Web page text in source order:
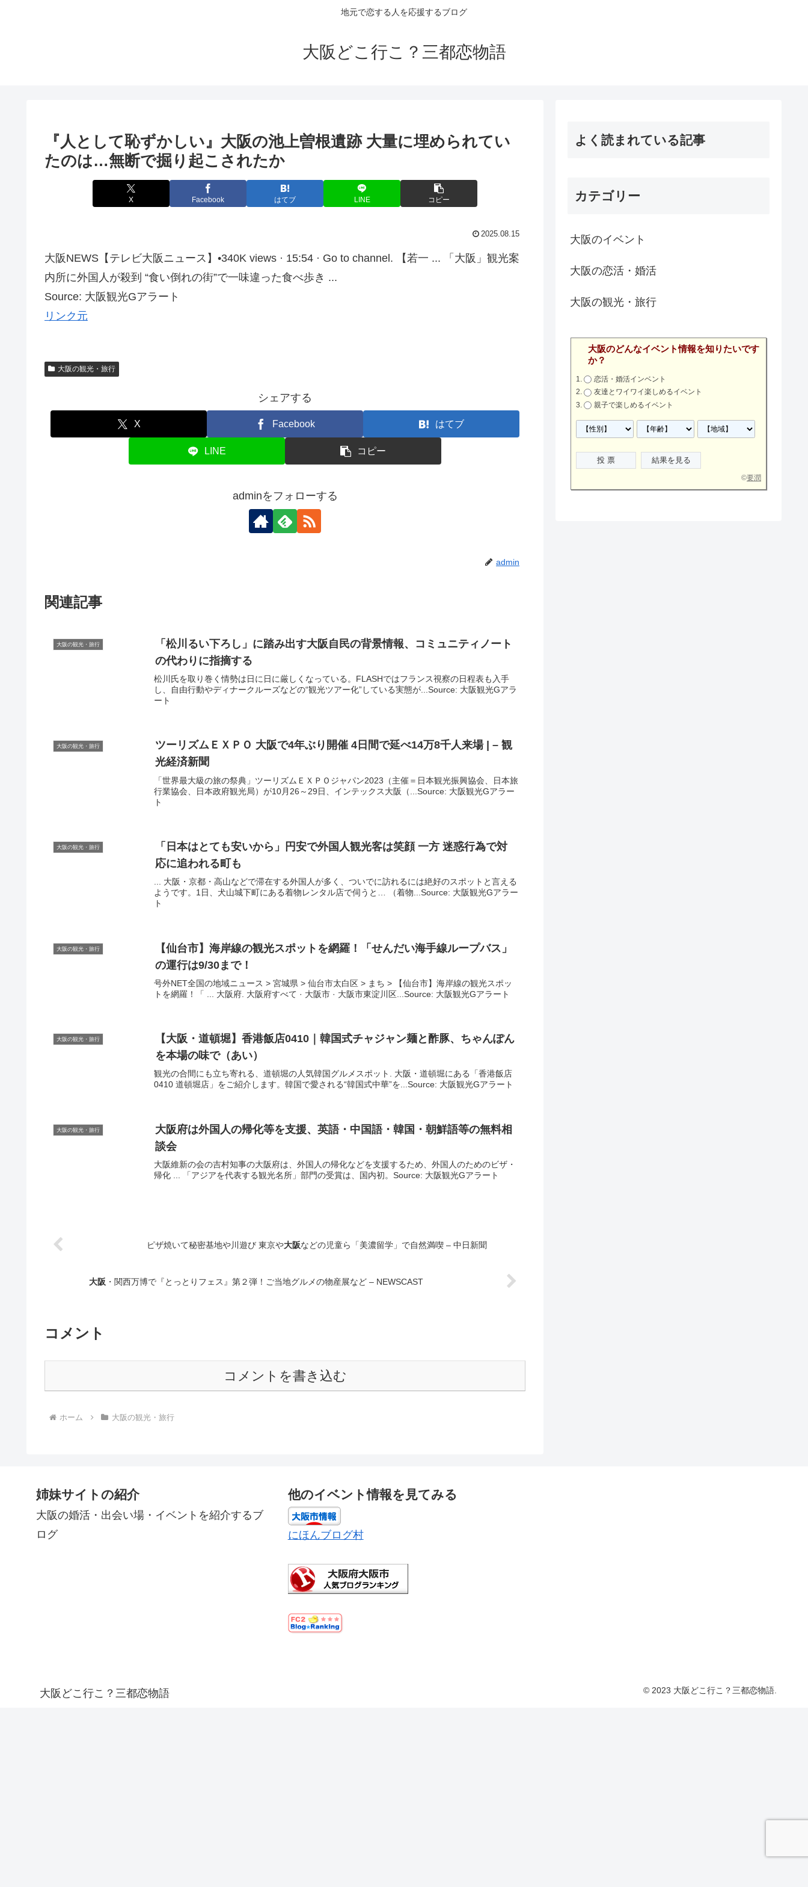
地元で恋する人を応援するブログ
大阪どこ行こ？三都恋物語
『人として恥ずかしい』 大阪の池上曽根遺跡 大量に埋められてい
たのは…無断で掘り起こされたか
X Facebook はてブ LINE コピー
2025.08.15
大阪NEWS【テレビ大阪ニュース】•340K views · 15:54 · Go to channel. 【若一 ... 「大阪」観光案
内所に外国人が殺到 “食い倒れの街”で一味違った食べ歩き ...
Source: 大阪観光Gアラート
リンク元
大阪の観光・旅行
シェアする
X Facebook はてブ
LINE コピー
adminをフォローする
admin
関連記事
大阪の観光・旅行 「松川るい下ろし」に踏み出す大阪自民の背景情報、コミュニティノート
の代わりに指摘する
松川氏を取り巻く情勢は日に日に厳しくなっている。FLASHではフランス視察の日程表も入手
し、自由行動やディナークルーズなどの“観光ツアー化”している実態が...Source: 大阪観光Gアラ
ート
大阪の観光・旅行 ツーリズムＥＸＰＯ 大阪で4年ぶり開催 4日間で延べ14万8千人来場 | –観
光経済新聞
「世界最大級の旅の祭典」ツーリズムＥＸＰＯジャパン2023（主催＝日本観光振興協会、日本旅
行業協会、日本政府観光局）が10月26～29日、インテックス大阪（...Source: 大阪観光Gアラー
ト
大阪の観光・旅行 「日本はとても安いから」円安で外国人観光客は笑顔 一方 迷惑行為で対
応に追われる町も
... 大阪・京都・高山などで滞在する外国人が多く、ついでに訪れるには絶好のスポットと言える
ようです。1日、犬山城下町にある着物レンタル店で伺うと… （着物...Source: 大阪観光Gアラー
ト
大阪の観光・旅行 【仙台市】海岸線の観光スポットを網羅！「せんだい海手線ループバス」
の運行は9/30まで！
号外NET全国の地域ニュース > 宮城県 > 仙台市太白区 > まち > 【仙台市】海岸線の観光スポッ
トを網羅！「 ... 大阪府. 大阪府すべて · 大阪市 · 大阪市東淀川区...Source: 大阪観光Gアラート
大阪の観光・旅行 【大阪 ・道頓堀】香港飯店0410｜韓国式チャジャン麺と酢豚、ちゃんぽん
を本場の味で（あい）
観光の合間にも立ち寄れる、道頓堀の人気韓国グルメスポット. 大阪・道頓堀にある「香港飯店
0410 道頓堀店」をご紹介します。韓国で愛される“韓国式中華”を...Source: 大阪観光Gアラート
大阪の観光・旅行 大阪府は外国人の帰化等を支援、英語・中国語・韓国・朝鮮語等の無料相
談会
大阪維新の会の吉村知事の大阪府は、外国人の帰化などを支援するため、外国人のためのビザ・
帰化 ... 「アジアを代表する観光名所」部門の受賞は、国内初。Source: 大阪観光Gアラート
ピザ焼いて秘密基地や川遊び 東京や大阪などの児童ら「美濃留学」で自然満喫 – 中日新聞
大阪 ・関西万博で『とっとりフェス』第２弾！ご当地グルメの物産展など – NEWSCAST
コメント
コメントを書き込む
ホーム 大阪の観光・旅行
よく読まれている記事
カテゴリー
大阪のイベント
大阪の恋活・婚活
大阪の観光・旅行
大阪のどんなイベント情報を知りたいです
か？
恋活・婚活インベント
友達とワイワイ楽しめるイベント
親子で楽しめるイベント
©要潤
姉妹サイトの紹介
大阪の婚活・出会い場・イベントを紹介するブ
ログ
他のイベント情報を見てみる
にほんブログ村
大阪どこ行こ？三都恋物語 © 2023 大阪どこ行こ？三都恋物語.